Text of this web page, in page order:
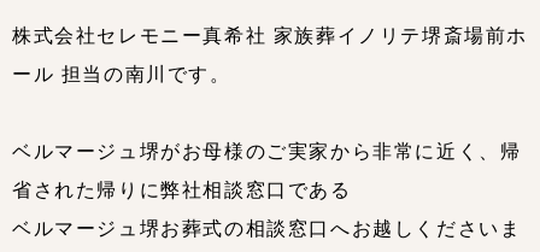
株式会社セレモニー真希社 家族葬イノリテ堺斎場前ホ
ール 担当の南川です。
ベルマージュ堺がお母様のご実家から非常に近く、帰
省された帰りに弊社相談窓口である
ベルマージュ堺お葬式の相談窓口へお越しくださいま